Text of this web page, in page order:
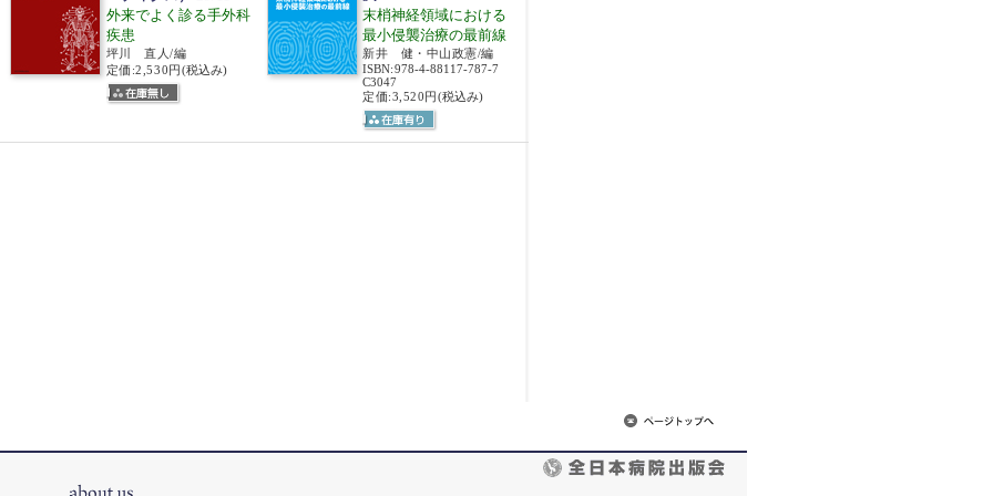
外来でよく診る手外科
疾患
坪川 直人/編
定価:2,530円 (税込み)
末梢神経領域における
最小侵襲治療の最前線
新井 健・中山政憲/編
ISBN:978-4-88117-787-7
C3047
定価:3,520円 (税込み)